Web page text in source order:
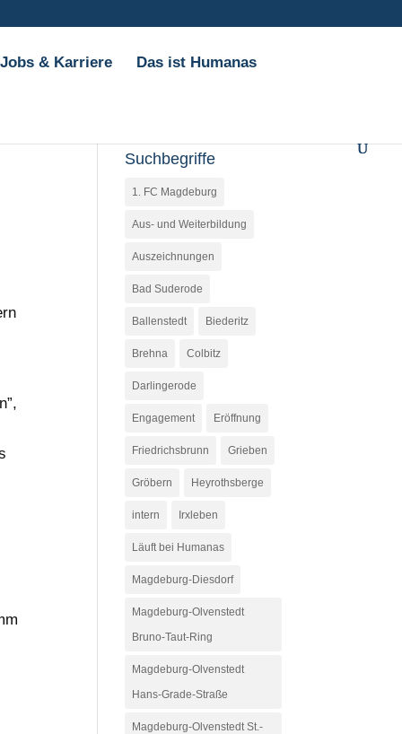
Jobs & Karriere Das ist Humanas
Suchbegriffe
1. FC Magdeburg
Aus- und Weiterbildung
Auszeichnungen
Bad Suderode
Ballenstedt Biederitz
Brehna Colbitz
Darlingerode
Engagement Eröffnung
Friedrichsbrunn Grieben
Gröbern Heyrothsberge
intern Irxleben
Läuft bei Humanas
Magdeburg-Diesdorf
Magdeburg-Olvenstedt
Bruno-Taut-Ring
Magdeburg-Olvenstedt
Hans-Grade-Straße
Magdeburg-Olvenstedt St.-